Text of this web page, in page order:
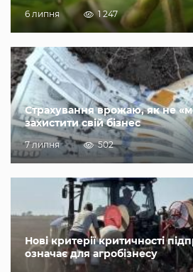
6 липня 1 247
Страхування врожаю, як не
захистити свій бізнес
7 липня 502
Нові критерії критичності
означає для агробізнесу